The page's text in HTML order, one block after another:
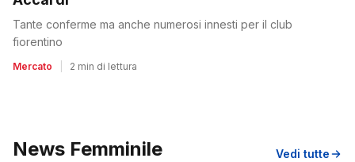
Tante conferme ma anche numerosi innesti per il club
fiorentino
Mercato 2 min di lettura
News Femminile Vedi tutte